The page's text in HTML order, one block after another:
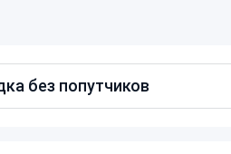
без попутчиков